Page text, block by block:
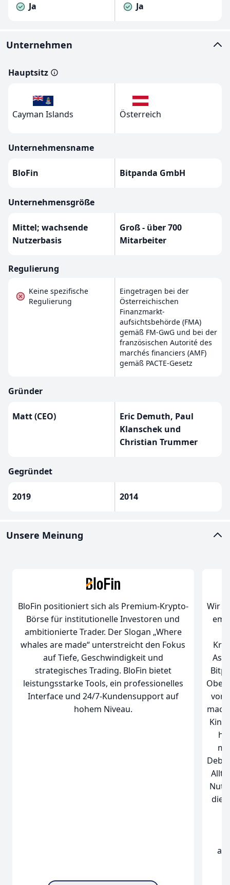
Ja Ja
Unternehmen
Hauptsitz
Cayman Islands Österreich
Unternehmensname
BloFin Bitpanda GmbH
Unternehmensgröße
Mittel; wachsende
Nutzerbasis
Groß - über 700
Mitarbeiter
Regulierung
Keine spezifische
Regulierung
Eingetragen bei der
Österreichischen
Finanzmarkt-
aufsichtsbehörde (FMA)
gemäß FM-GwG und bei der
französischen Autorité des
marchés financiers (AMF)
gemäß PACTE-Gesetz
Gründer
Matt (CEO)
Eric Demuth, Paul
Klanschek und
Christian Trummer
Gegründet
2019 2014
Unsere Meinung
BloFin positioniert sich als Premium-Krypto-
Börse für institutionelle Investoren und
ambitionierte Trader. Der Slogan „Where
whales are made“ unterstreicht den Fokus
auf Tiefe, Geschwindigkeit und
strategisches Trading. BloFin bietet
leistungsstarke Tools, ein professionelles
Interface und 24/7-Kundensupport auf
hohem Niveau.
Wir
von
die